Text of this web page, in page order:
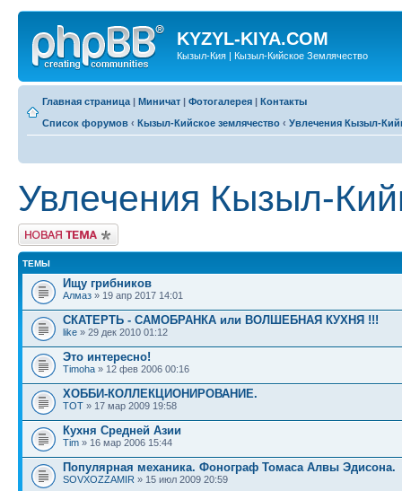
KYZYL-KIYA.COM
Кызыл-Кия | Кызыл-Кийское Землячество
Главная страница | Миничат | Фотогалерея | Контакты
Список форумов ‹ Кызыл-Кийское землячество ‹ Увлечения Кызыл-
Увлечения Кызыл-
Новая тема
ТЕМЫ
Ищу грибников
Алмаз » 19 апр 2017 14:01
СКАТЕРТЬ - САМОБРАНКА или ВОЛШЕБНАЯ КУХНЯ !!!
like » 29 дек 2010 01:12
Это интересно!
Timoha » 12 фев 2006 00:16
ХОББИ-КОЛЛЕКЦИОНИРОВАНИЕ.
TOT » 17 мар 2009 19:58
Кухня Средней Азии
Tim » 16 мар 2006 15:44
Популярная механика. Фонограф Томаса Алвы Эдисона.
SOVXOZZAMIR » 15 июл 2009 20:59